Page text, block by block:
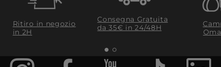
Ritiro in negozio
in 2H
Consegna Gratuita
da 35€​ in 24/48H